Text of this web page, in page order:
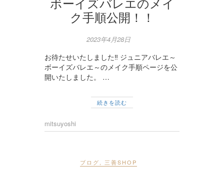
ク手順公開！！
2023年4月28日
お待たせいたしました‼ ジュニアバレエ～
ボーイズバレエ～のメイク手順ページを公
開いたしました。 …
続きを読む
mitsuyoshi
ブログ, 三善SHOP